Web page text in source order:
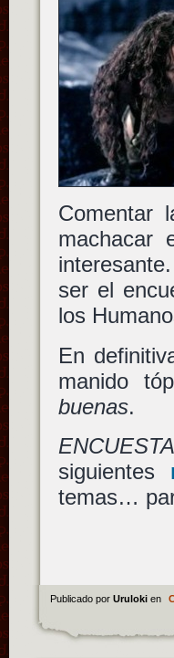
Comentar
machacar
ser el
los
En
manido
buenas.
ENCUESTA
siguientes
temas…
Publicado por Uruloki en